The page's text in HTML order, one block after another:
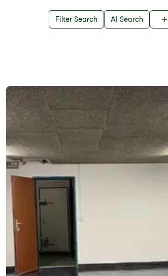
Filter Search AI Search